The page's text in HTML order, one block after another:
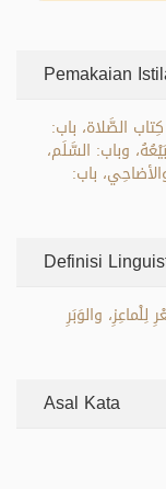
Pemakaian
الصَّلاة، باب:
وباب: السَّلَم،
باب:
Definisi
والوَبَرِ
Asal Kata